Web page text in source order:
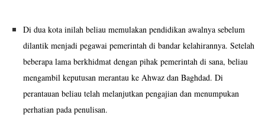
Di dua kota inilah beliau memulakan pendidikan awalnya sebelum
dilantik menjadi pegawai pemerintah di bandar kelahirannya. Setelah
beberapa lama berkhidmat dengan pihak pemerintah di sana, beliau
mengambil keputusan merantau ke Ahwaz dan Baghdad. Di
perantauan beliau telah melanjutkan pengajian dan menumpukan
perhatian pada penulisan.